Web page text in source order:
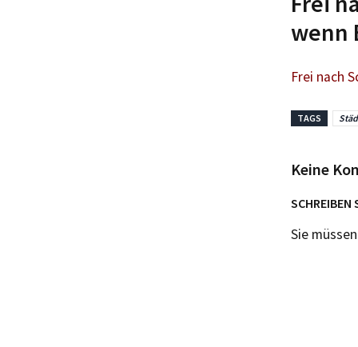
wenn
Frei nach
TAGS
Keine
SCHREIBEN
Sie müssen